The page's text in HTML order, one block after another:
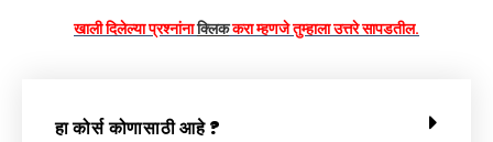
खाली दिलेल्या प्रश्नांनाक्लिककरा म्हणजे तुम्हाला उत्तरे सापडतील.
हा कोर्स कोणासाठी आहे ?